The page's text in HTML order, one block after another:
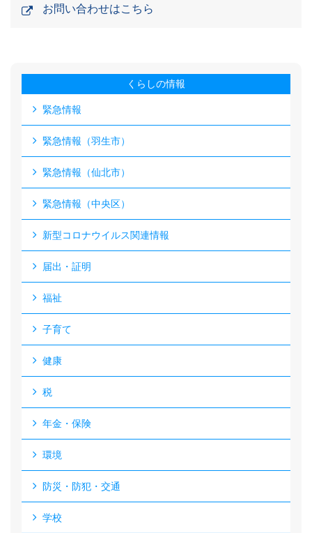
お問い合わせはこちら
くらしの情報
緊急情報
緊急情報（羽生市）
緊急情報（仙北市）
緊急情報（中央区）
新型コロナウイルス関連情報
届出・証明
福祉
子育て
健康
税
年金・保険
環境
防災・防犯・交通
学校